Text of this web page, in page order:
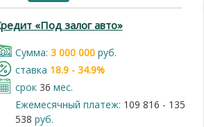
«Под залог авто»
Cумма: 3 000 000руб.
cтавка 18.9 - 34.9%
срок 36 мес.
Ежемесячный платеж: 109 816 - 135
538 руб.